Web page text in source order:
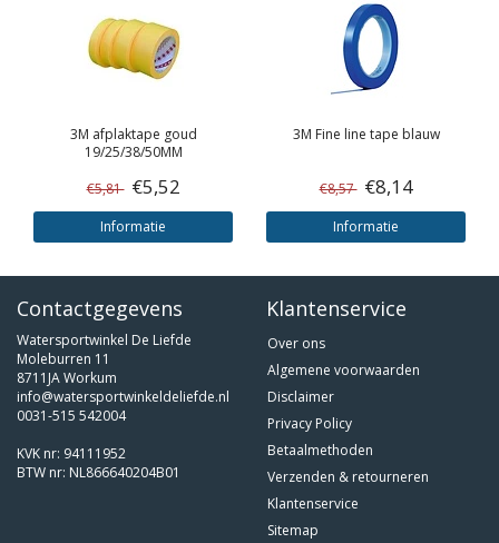
3M afplaktape goud
19/25/38/50MM
€5,81 €5,52
Informatie
3M Fine line tape blauw
€8,57 €8,14
Informatie
Contactgegevens
Watersportwinkel De Liefde
Moleburren 11
8711JA Workum
info@watersportwinkeldeliefde.nl
0031-515 542004
KVK nr: 94111952
BTW nr: NL866640204B01
Klantenservice
Over ons
Algemene voorwaarden
Disclaimer
Privacy Policy
Betaalmethoden
Verzenden & retourneren
Klantenservice
Sitemap